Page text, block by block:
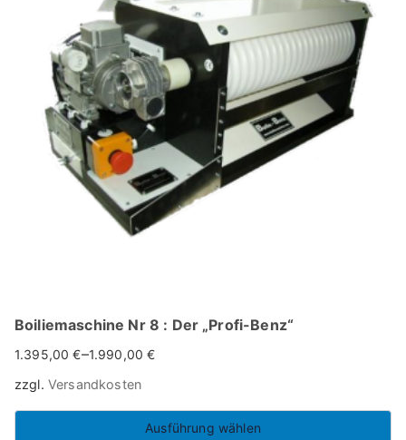
y
p
r
i
c
e
:
l
o
h
Boiliemaschine Nr 8 : Der „Profi-Benz“
1.395,00€–1.990,00€
zzgl. Versandkosten
Ausführung wählen